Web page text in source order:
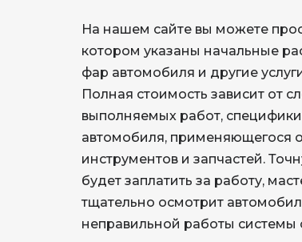
На нашем сайте вы можете
котором указаны начальные
фар автомобиля и другие
Полная стоимость зависит от
выполняемых работ,
автомобиля, применяющегося
инструментов и запчастей.
будет заплатить за работу,
тщательно осмотрит
неправильной работы системы